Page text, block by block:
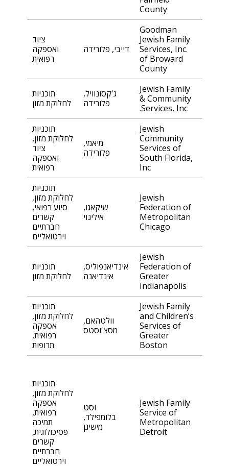
County
Goodman
Jewish Family
Services, Inc.
of Broward
County
דייבי, פלורידה
ציוד
ואספקה
רפואית
Jewish Family
& Community
Services, Inc.
ג'קסונוויל,
פלורידה
תוכניות
לחלוקת מזון
Jewish
Community
Services of
South Florida,
Inc
מיאמי,
פלורידה
תוכניות
לחלוקת מזון,
ציוד
ואספקה
רפואית
Jewish
Federation of
Metropolitan
Chicago
שיקאגו,
אילינוי
תוכניות
לחלוקת מזון,
סיוע רפואי,
קשרים
חברתיים
וירטואליים
Jewish
Federation of
Greater
Indianapolis
אינדיאנפוליס,
אינדיאנה
תוכניות
לחלוקת מזון
Jewish Family
and Children’s
Services of
Greater
Boston
וולטהאם,
מסצ'וסטס
תוכניות
לחלוקת מזון,
אספקה
רפואית,
תרופות
Jewish Family
Service of
Metropolitan
Detroit
וסט
בלומפילד,
מישיגן
תוכניות
לחלוקת מזון,
אספקה
רפואית,
תמיכה
פסיכולוגית,
קשרים
חברתיים
וירטואליים